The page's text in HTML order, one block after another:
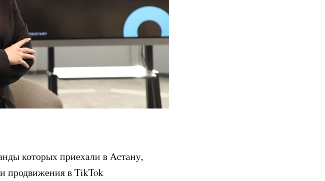
которых приехали в Астану,
и продвижения в TikTok